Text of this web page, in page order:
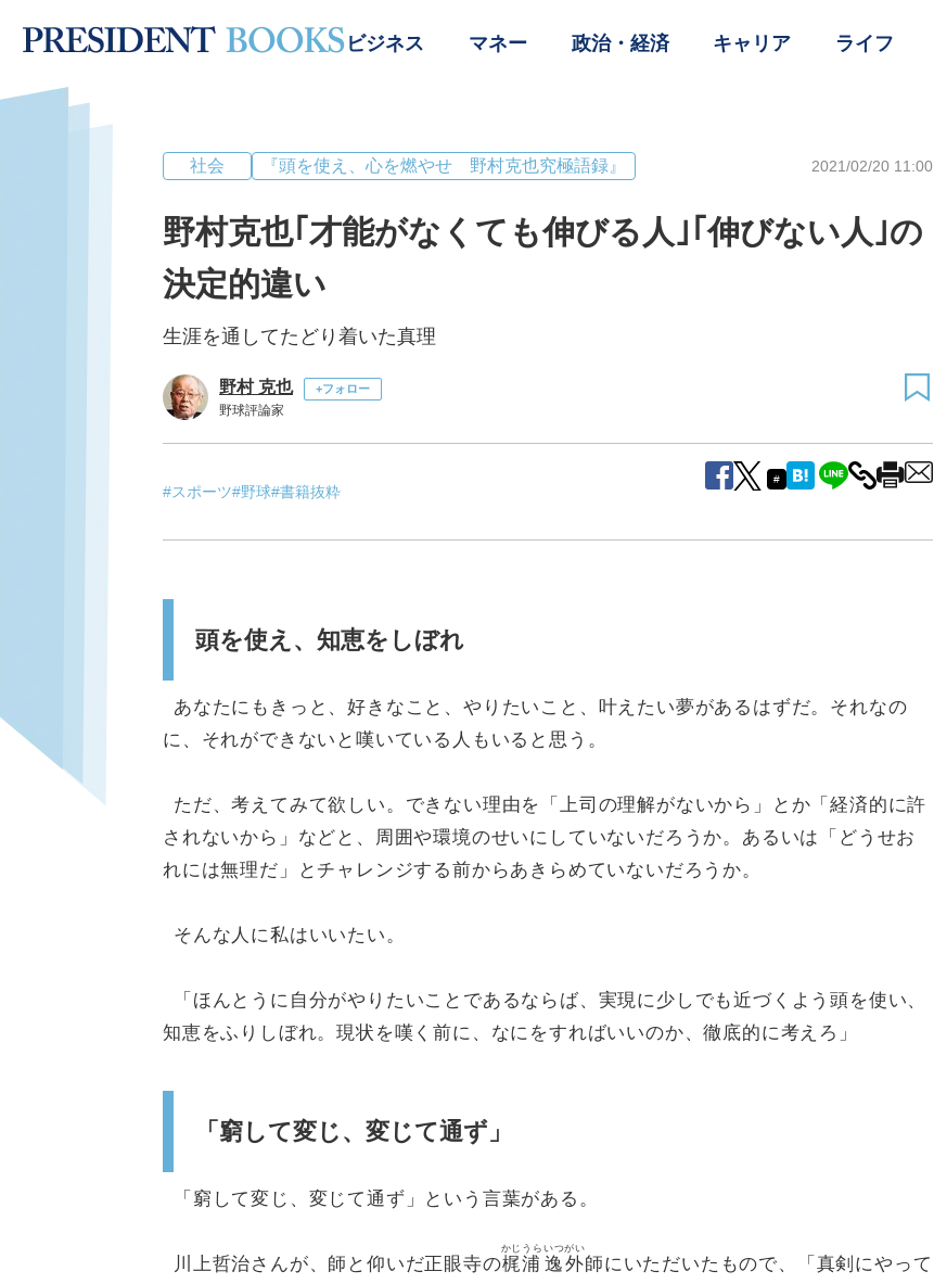
ビジネス マネー 政治・経済 キャリア ライフ
社会 『頭を使え、心を燃やせ 野村克也究極語録』 2021/02/20 11:00
野村克也｢才能がなくても伸びる人｣｢伸びない人｣の
決定的違い
生涯を通してたどり着いた真理
野村 克也 +フォロー
野球評論家
#スポーツ#野球#書籍抜粋
#
頭を使え、知恵をしぼれ
あなたにもきっと、好きなこと、やりたいこと、叶えたい夢があるはずだ。それなの
に、それができないと嘆いている人もいると思う。
ただ、考えてみて欲しい。できない理由を「上司の理解がないから」とか「経済的に許
されないから」などと、周囲や環境のせいにしていないだろうか。あるいは「どうせお
れには無理だ」とチャレンジする前からあきらめていないだろうか。
そんな人に私はいいたい。
「ほんとうに自分がやりたいことであるならば、実現に少しでも近づくよう頭を使い、
知恵をふりしぼれ。現状を嘆く前に、なにをすればいいのか、徹底的に考えろ」
「窮して変じ、変じて通ず」
「窮して変じ、変じて通ず」という言葉がある。
川上哲治さんが、師と仰いだ正眼寺の梶浦
かじうら
逸外
いつがい
師にいただいたもので、「真剣にやって